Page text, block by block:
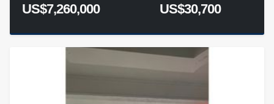
US$7,260,000 US$30,700